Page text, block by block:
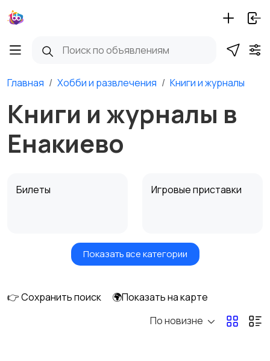
Главная Хобби и развлечения Книги и журналы
Книги и журналы в
Енакиево
Билеты Игровые приставки
Игры для приставок и
Книги и журналы
Материалы для
Показать все категории
👉 Сохранить поиск
🌍Показать на карте
По новизне